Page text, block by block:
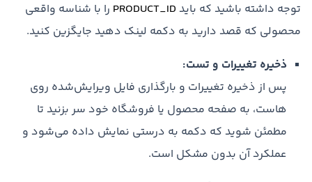
توجه داشته باشید که باید PRODUCT_ID را با شناسه واقعی
محصولی که قصد دارید به دکمه لینک دهید جایگزین کنید.
ذخیره تغییرات و تست:
پس از ذخیره تغییرات و بارگذاری فایل ویرایش‌شده روی
هاست، به صفحه محصول یا فروشگاه خود سر بزنید تا
مطمئن شوید که دکمه به درستی نمایش داده می‌شود و
عملکرد آن بدون مشکل است.